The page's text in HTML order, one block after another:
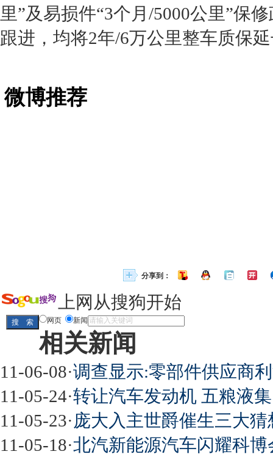
里”及易损件“3个月/5000公里”保
跟进，均将2年/6万公里整车质保
微博推荐
分享到：
上网从搜狗开始
网页 新闻
相关新闻
11-06-08·调查显示:零部件供应商
11-05-24·转让汽车发动机 五粮液
11-05-23·庞大入主世爵催生三大
11-05-18·北汽新能源汽车闪耀科博